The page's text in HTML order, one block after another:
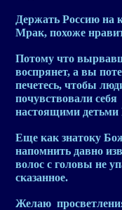
Держать Россию на
Мрак, похоже
Потому что
воспрянет, а вы
печетесь, чтобы
почувствовали
настоящими детьми
Еще как знатоку
напомнить давно
волос с головы не
сказанное.
Желаю